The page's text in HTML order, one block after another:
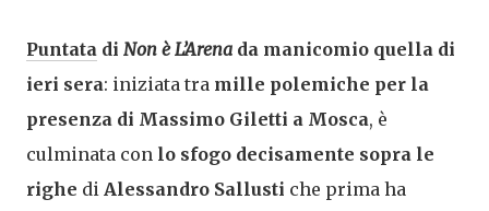
Puntata di Non è L’Arena da manicomio quella di
ieri sera: iniziata tra mille polemiche per la
presenza di Massimo Giletti a Mosca, è
culminata con lo sfogo decisamente sopra le
righe di Alessandro Sallusti che prima ha